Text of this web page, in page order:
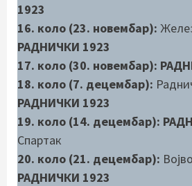
1923
16. коло (23. новембар):
РАДНИЧКИ 1923
17. коло (30. новембар):
18. коло (7. децембар):
РАДНИЧКИ 1923
19. коло (14. децембар):
Спартак
20. коло (21. децембар):
РАДНИЧКИ 1923